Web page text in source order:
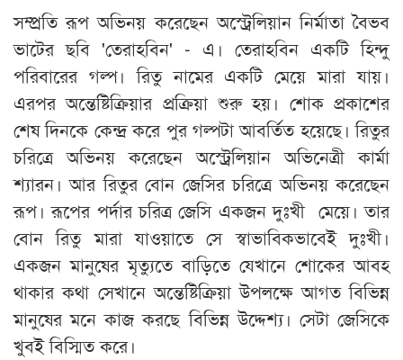
সম্প্রতি রূপ অভিনয় করেছেন অস্ট্রেলিয়ান নির্মাতা বৈভব
ভাটের ছবি 'তেরাহবিন' - এ। তেরাহবিন একটি হিন্দু
পরিবারের গল্প। রিতু নামের একটি মেয়ে মারা যায়।
এরপর অন্তেষ্টিক্রিয়ার প্রক্রিয়া শুরু হয়। শোক প্রকাশের
শেষ দিনকে কেন্দ্র করে পুর গল্পটা আবর্তিত হয়েছে। রিতুর
চরিত্রে অভিনয় করেছেন অস্ট্রেলিয়ান অভিনেত্রী কার্মা
শ্যারন। আর রিতুর বোন জেসির চরিত্রে অভিনয় করেছেন
রূপ। রূপের পর্দার চরিত্র জেসি একজন দুঃখী মেয়ে। তার
বোন রিতু মারা যাওয়াতে সে স্বাভাবিকভাবেই দুঃখী।
একজন মানুষের মৃত্যুতে বাড়িতে যেখানে শোকের আবহ
থাকার কথা সেখানে অন্তেষ্টিক্রিয়া উপলক্ষে আগত বিভিন্ন
মানুষের মনে কাজ করছে বিভিন্ন উদ্দেশ্য। সেটা জেসিকে
খুবই বিস্মিত করে।